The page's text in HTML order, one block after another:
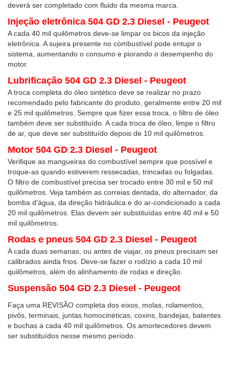
deverá ser completado com fluido da mesma marca.
Injeção eletrônica 504 GD 2.3 Diesel - Peugeot
A cada 40 mil quilômetros deve-se limpar os bicos da injeção
eletrônica. A sujeira presente no combustível pode entupir o
sistema, aumentando o consumo e piorando o desempenho do
motor.
Lubrificação 504 GD 2.3 Diesel - Peugeot
A troca completa do óleo sintético deve se realizar no prazo
recomendado pelo fabricante do produto, geralmente entre 20 mil
e 25 mil quilômetros. Sempre que fizer essa troca, o filtro de óleo
também deve ser substituído. A cada troca de óleo, limpe o filtro
de ar, que deve ser substituído depois de 10 mil quilômetros.
Motor 504 GD 2.3 Diesel - Peugeot
Verifique as mangueiras do combustível sempre que possível e
troque-as quando estiverem ressecadas, trincadas ou folgadas.
O filtro de combustível precisa ser trocado entre 30 mil e 50 mil
quilômetros. Veja também as correias dentada, do alternador, da
bomba d'água, da direção hidráulica e do ar-condicionado a cada
20 mil quilômetros. Elas devem ser substituídas entre 40 mil e 50
mil quilômetros.
Rodas e pneus 504 GD 2.3 Diesel - Peugeot
A cada duas semanas, ou antes de viajar, os pneus precisam ser
calibrados ainda frios. Deve-se fazer o rodízio a cada 10 mil
quilômetros, além do alinhamento de rodas e direção.
Suspensão 504 GD 2.3 Diesel - Peugeot
Faça uma REVISÃO completa dos eixos, molas, rolamentos,
pivôs, terminais, juntas homocinéticas, coxins, bandejas, batentes
e buchas a cada 40 mil quilômetros. Os amortecedores devem
ser substituídos nesse mesmo período.